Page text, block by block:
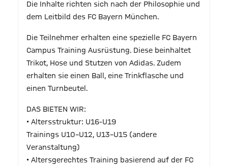
Die Inhalte richten sich nach der Philosophie und
dem Leitbild des FC Bayern München.
Die Teilnehmer erhalten eine spezielle FC Bayern
Campus Training Ausrüstung. Diese beinhaltet
Trikot, Hose und Stutzen von Adidas. Zudem
erhalten sie einen Ball, eine Trinkflasche und
einen Turnbeutel.
DAS BIETEN WIR:
• Altersstruktur: U16-U19
Trainings U10–U12, U13–U15 (andere
Veranstaltung)
• Altersgerechtes Training basierend auf der FC